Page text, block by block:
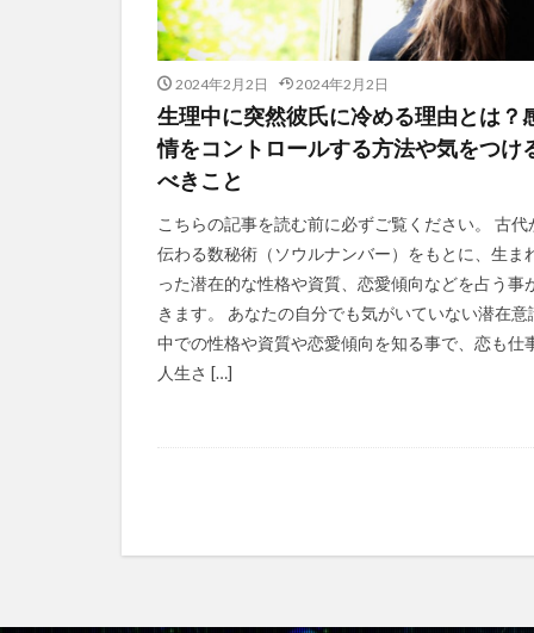
2024年2月2日 2024年2月2日
生理中に突然彼氏に冷める理由とは？
情をコントロールする方法や気をつけ
べきこと
こちらの記事を読む前に必ずご覧ください。 古代
伝わる数秘術（ソウルナンバー）をもとに、生ま
った潜在的な性格や資質、恋愛傾向などを占う事
きます。 あなたの自分でも気がいていない潜在意
中での性格や資質や恋愛傾向を知る事で、恋も仕
人生さ […]